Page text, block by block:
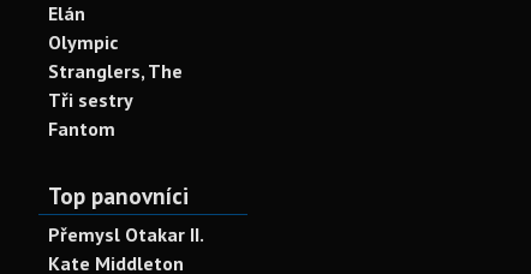
Elán
Olympic
Stranglers, The
Tři sestry
Fantom
Top panovníci
Přemysl Otakar II.
Kate Middleton